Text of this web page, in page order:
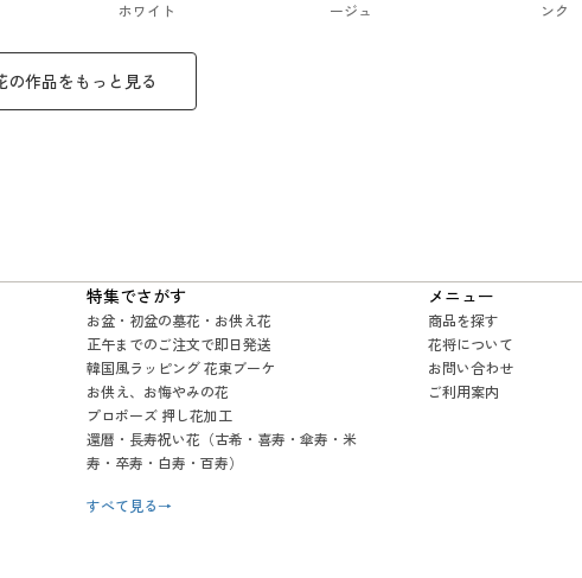
ホワイト
ージュ
ンク
の作品をもっと見る
特集でさがす
お盆・初盆の墓花・お供え花
正午までのご注文で即日発送
韓国風ラッピング 花束ブーケ
お供え、お悔やみの花
プロポーズ 押し花加工
還暦・長寿祝い花（古希・喜寿・傘寿・米
寿・卒寿・白寿・百寿）
すべて見る →
メニュー
商品を探す
花将について
お問い合わせ
ご利用案内